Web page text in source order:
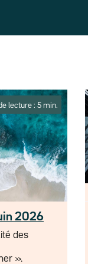
lecture : 5 min.
2026
des
».